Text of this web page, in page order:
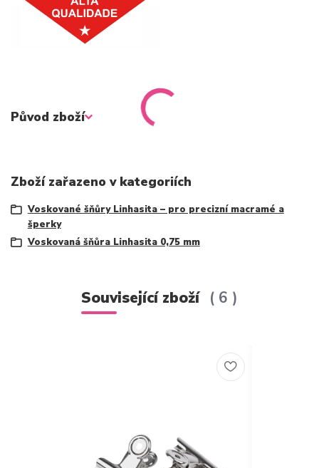
Původ zboží
Zboží zařazeno v kategoriích
Voskované šňůry Linhasita – pro precizní macramé a
šperky
Voskovaná šňůra Linhasita 0,75 mm
Související zboží 6